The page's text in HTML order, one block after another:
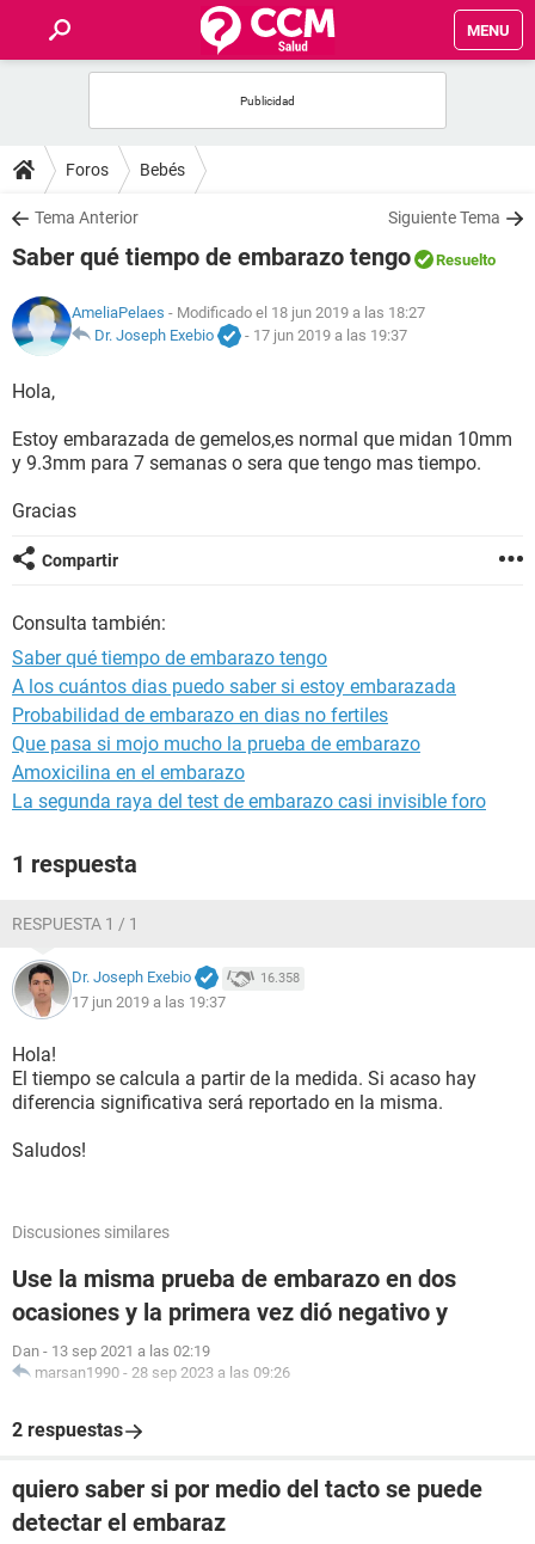
MENU
FOROS
SALUD
NUTRICIÓN
BIENESTAR
SEXUALIDAD
GLOSARIO
Foros Bebés
Tema Anterior Siguiente Tema
Saber qué tiempo de embarazo tengo Resuelto
AmeliaPelaes - Modificado el 18 jun 2019 a las 18:27
Dr. Joseph Exebio
- 17 jun 2019 a las 19:37
Hola,
Estoy embarazada de gemelos,es normal que midan 10mm
y 9.3mm para 7 semanas o sera que tengo mas tiempo.
Gracias
Compartir
Consulta también:
Saber qué tiempo de embarazo tengo
A los cuántos dias puedo saber si estoy embarazada
Probabilidad de embarazo en dias no fertiles
Que pasa si mojo mucho la prueba de embarazo
Amoxicilina en el embarazo
La segunda raya del test de embarazo casi invisible foro
1 respuesta
RESPUESTA 1 / 1
Dr. Joseph Exebio 16.358
17 jun 2019 a las 19:37
Hola!
El tiempo se calcula a partir de la medida. Si acaso hay
diferencia significativa será reportado en la misma.
Saludos!
Discusiones similares
Use la misma prueba de embarazo en dos
ocasiones y la primera vez dió negativo y
Dan - 13 sep 2021 a las 02:19
marsan1990 - 28 sep 2023 a las 09:26
2 respuestas
quiero saber si por medio del tacto se puede
detectar el embaraz